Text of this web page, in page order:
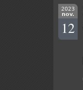
2023
nov.
12